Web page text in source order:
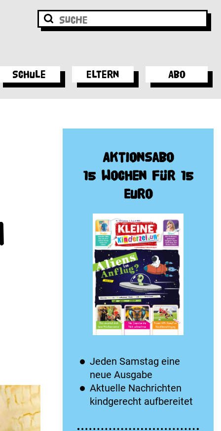
Schule Eltern Abo
Aktionsabo
15 Wochen für 15
Euro
Jeden Samstag eine
neue Ausgabe
Aktuelle Nachrichten
kindgerecht aufbereitet